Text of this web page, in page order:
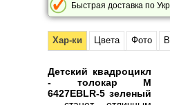
Быстрая доставка по
Хар-ки Цвета Фото
Детский квадроцикл
- толокар M
6427EBLR-5 зеленый